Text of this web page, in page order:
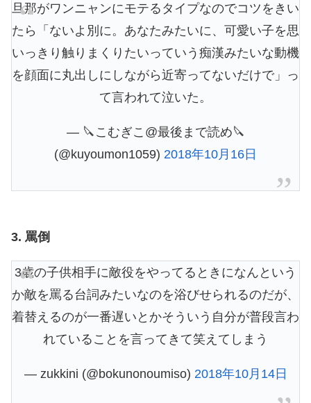
旦那がワンニャンにモテるタイプなのでコツをきい
たら「ないよ別に。あなたみたいに、可愛い子を思
いっきり触りまくりたいっていう痴漢みたいな動機
を顔面に丸出しにしながら近寄ってないだけで」っ
て言われて泣いた。
— 🔪こむぎこ@最後まで読め🔪
(@kuyoumon1059) 2018年10月16日
3. 罵倒
3歳の子供相手に敵役をやってるときになんという
か敵を罵る台詞みたいなのを浴びせられるのだが、
着替えるのが一番遅いとかそういう自分が普段言わ
れていることを言ってきて笑えてしまう
— zukkini (@bokunonoumiso) 2018年10月14日